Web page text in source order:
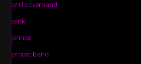
phil coverband
pink
prince
proost band